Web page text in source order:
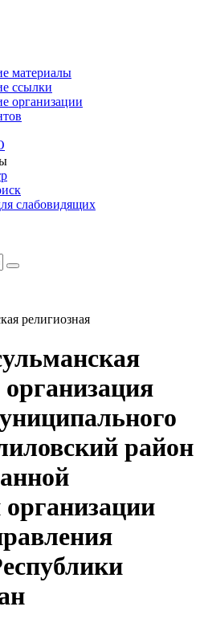
материалы
ссылки
организации
слабовидящих
религиозная
район